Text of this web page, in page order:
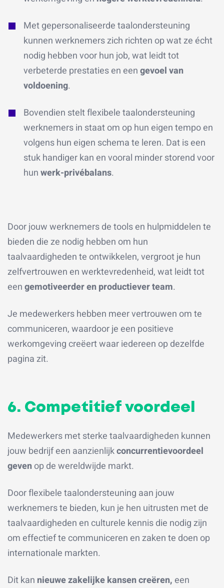
Met gepersonaliseerde taalondersteuning
kunnen werknemers zich richten op wat ze écht
nodig hebben voor hun job, wat leidt tot
verbeterde prestaties en eengevoel van
voldoening.
Bovendien stelt flexibele taalondersteuning
werknemers in staat om op hun eigen tempo en
volgens hun eigen schema te leren. Dat is een
stuk handiger kan en vooral minder storend voor
hunwerk-privébalans.
Door jouw werknemers de tools en hulpmiddelen te
bieden die ze nodig hebben om hun
taalvaardigheden te ontwikkelen, vergroot je hun
zelfvertrouwen en werktevredenheid, wat leidt tot
eengemotiveerder en productiever team.
Je medewerkers hebben meer vertrouwen om te
communiceren, waardoor je een positieve
werkomgeving creëert waar iedereen op dezelfde
pagina zit.
6. Competitief voordeel
Medewerkers met sterke taalvaardigheden kunnen
jouw bedrijf een aanzienlijkconcurrentievoordeel
gevenop de wereldwijde markt.
Door flexibele taalondersteuning aan jouw
werknemers te bieden, kun je hen uitrusten met de
taalvaardigheden en culturele kennis die nodig zijn
om effectief te communiceren en zaken te doen op
internationale markten.
Dit kan nieuwe zakelijke kansen creëren,een